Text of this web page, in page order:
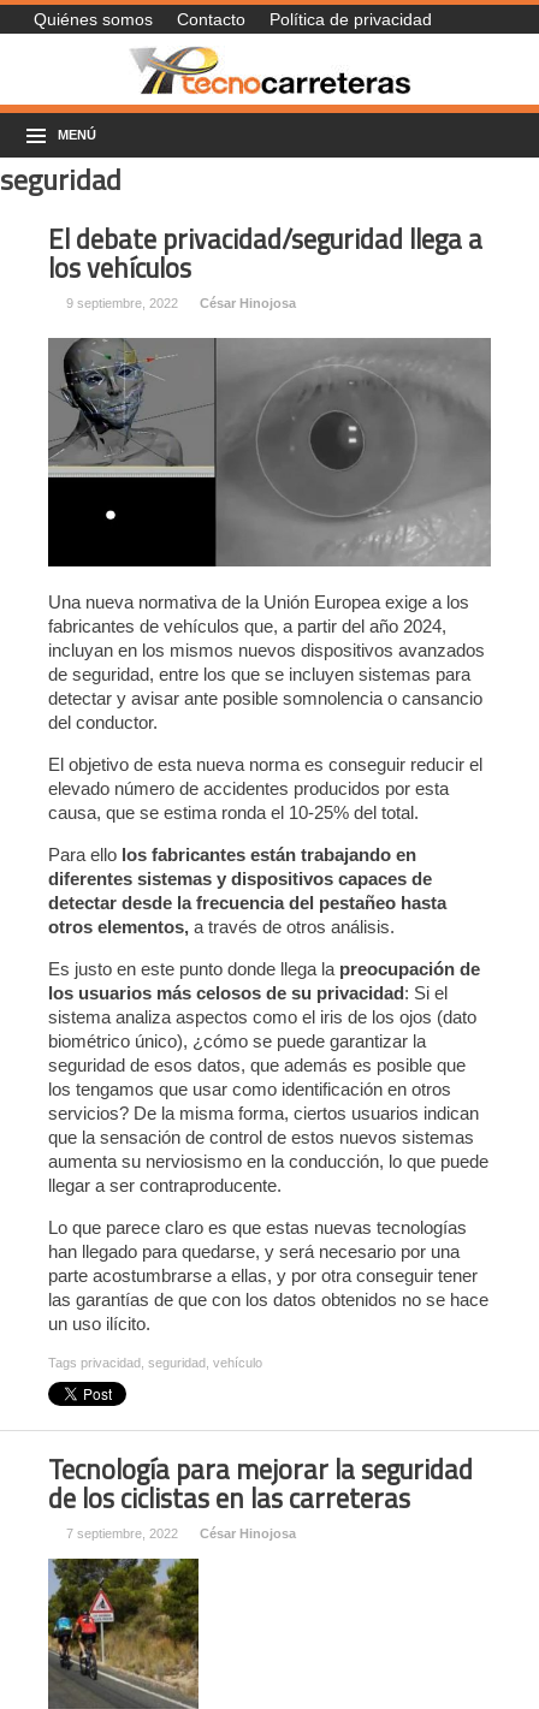
Quiénes somos Contacto Política de privacidad
MENÚ
seguridad
El debate privacidad/seguridad llega a
los vehículos
9 septiembre, 2022 César Hinojosa
Una nueva normativa de la Unión Europea exige a los
fabricantes de vehículos que, a partir del año 2024,
incluyan en los mismos nuevos dispositivos avanzados
de seguridad, entre los que se incluyen sistemas para
detectar y avisar ante posible somnolencia o cansancio
del conductor.
El objetivo de esta nueva norma es conseguir reducir el
elevado número de accidentes producidos por esta
causa, que se estima ronda el 10-25% del total.
Para ello los fabricantes están trabajando en
diferentes sistemas y dispositivos capaces de
detectar desde la frecuencia del pestañeo hasta
otros elementos, a través de otros análisis.
Es justo en este punto donde llega la preocupación de
los usuarios más celosos de su privacidad: Si el
sistema analiza aspectos como el iris de los ojos (dato
biométrico único), ¿cómo se puede garantizar la
seguridad de esos datos, que además es posible que
los tengamos que usar como identificación en otros
servicios? De la misma forma, ciertos usuarios indican
que la sensación de control de estos nuevos sistemas
aumenta su nerviosismo en la conducción, lo que puede
llegar a ser contraproducente.
Lo que parece claro es que estas nuevas tecnologías
han llegado para quedarse, y será necesario por una
parte acostumbrarse a ellas, y por otra conseguir tener
las garantías de que con los datos obtenidos no se hace
un uso ilícito.
Tags privacidad seguridad vehículo
Tecnología para mejorar la seguridad
de los ciclistas en las carreteras
7 septiembre, 2022 César Hinojosa